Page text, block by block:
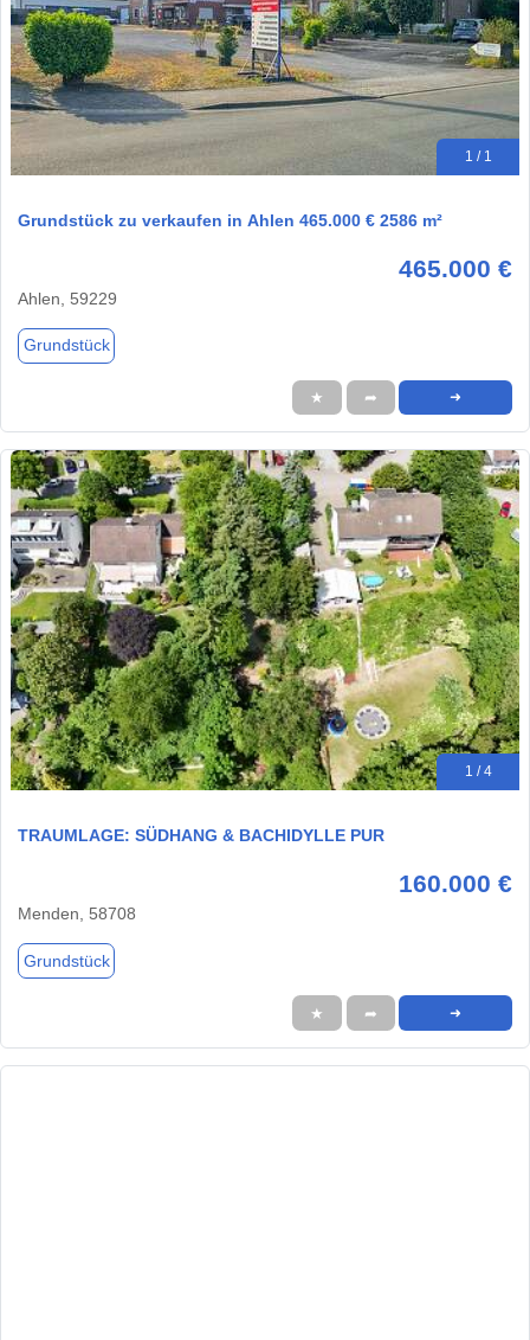
1 / 1
Grundstück zu verkaufen in Ahlen 465.000 € 2586 m²
465.000 €
Ahlen, 59229
Grundstück
★ ➦ ➜
1 / 4
TRAUMLAGE: SÜDHANG & BACHIDYLLE PUR
160.000 €
Menden, 58708
Grundstück
★ ➦ ➜